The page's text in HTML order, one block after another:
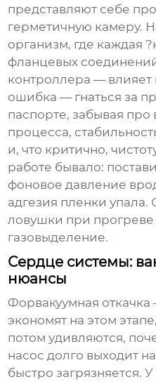
представляют себе
герметичную камеру.
организм, где каждая
фланцевых
контроллера — влияет
ошибка — гнаться за
паспорте, забывая
процесса,
и, что критично,
работе бывало:
фоновое давление
адгезия пленки
ловушки при прогреве
газовыделение.
Сердце системы:
нюансы
Форвакуумная откачка
экономят на этом
потом удивляются,
насос долго выходит
быстро загрязняется.